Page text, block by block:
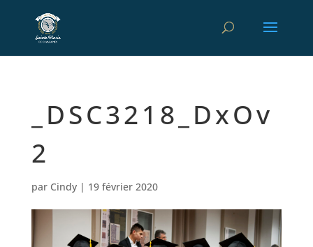
_DSC3218_DxOv
2
par Cindy| 19 février 2020